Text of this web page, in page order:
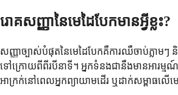
រោគសញ្ញានៃមេដៃបែកមានអ្វីខ្លះ?
សញ្ញាច្បាស់បំផុតនៃមេដៃបែកគឺការឈឺចាប់ភ្លាម
ទៅក្រោយពីពីរបីនាទី។ អ្នកទំនងជានឹងមានអារម្ម
អាក្រក់នៅពេលអ្នកព្យាយាមដើរ ឬដាក់សម្ពាធលើ